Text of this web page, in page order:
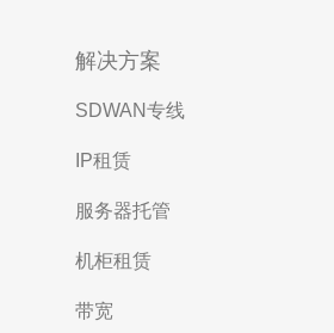
解决方案
SDWAN专线
IP租赁
服务器托管
机柜租赁
带宽